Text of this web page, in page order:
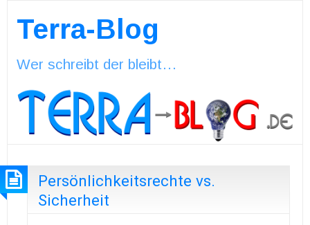
Terra-Blog
Wer schreibt der bleibt…
Persönlichkeitsrechte vs.
Sicherheit